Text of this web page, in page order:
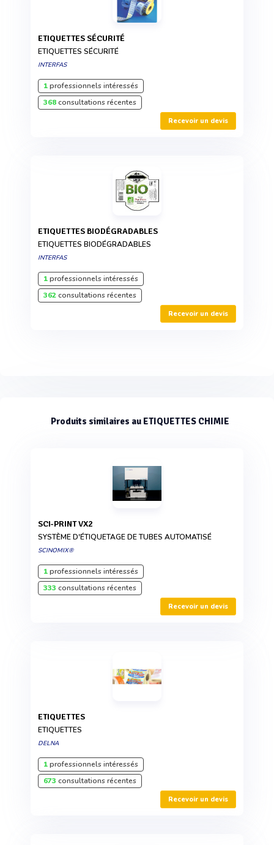
ETIQUETTES SÉCURITÉ
ETIQUETTES SÉCURITÉ
INTERFAS
1professionnels intéressés
368consultations récentes
Recevoir un devis
ETIQUETTES BIODÉGRADABLES
ETIQUETTES BIODÉGRADABLES
INTERFAS
1professionnels intéressés
362consultations récentes
Recevoir un devis
Produits similaires au ETIQUETTES CHIMIE
SCI-PRINT VX2
SYSTÈME D'ÉTIQUETAGE DE TUBES AUTOMATISÉ
SCINOMIX®
1professionnels intéressés
333 consultations récentes
Recevoir un devis
ETIQUETTES
ETIQUETTES
DELNA
1professionnels intéressés
673 consultations récentes
Recevoir un devis